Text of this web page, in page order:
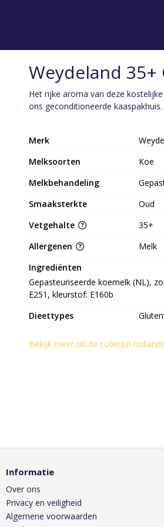
Weydeland 35+
Het rijke aroma van deze
ons geconditioneerde kaaspakhuis.
Merk
Melksoorten
Koe
Melkbehandeling
Smaaksterkte
Oud
Vetgehalte
35+
Allergenen
Melk
Ingrediënten
Gepasteuriseerde koemelk (NL),
E251, kleurstof: E160b
Dieettypes
Bekijk meer uit de collectie hollands
Informatie
Over ons
Privacy en veiligheid
Algemene voorwaarden